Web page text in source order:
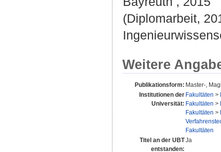
(Diplomarbeit,
Weitere
Publikationsform: Master-,
Institutionen der
Universität:
Fakultäten >
Fakultäten >
Fakultäten >
Fakultäten
Titel an der UBT
entstanden:
Ja